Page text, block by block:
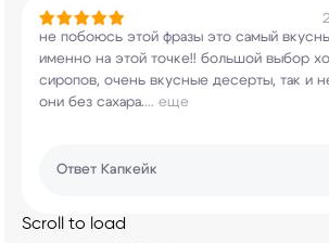
не побоюсь этой фразы это самый
именно на этой точке!! большой выбор
сиропов, очень вкусные десерты, так и
они без сахара.... еще
Ответ Капкейк
Scroll to load